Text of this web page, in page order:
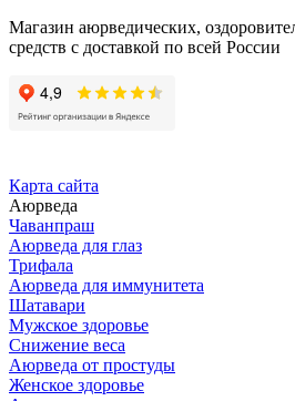
Магазин аюрведических,
средств с доставкой по всей России
Карта сайта
Аюрведа
Чаванпраш
Аюрведа для глаз
Трифала
Аюрведа для иммунитета
Шатавари
Мужское здоровье
Снижение веса
Аюрведа от простуды
Женское здоровье